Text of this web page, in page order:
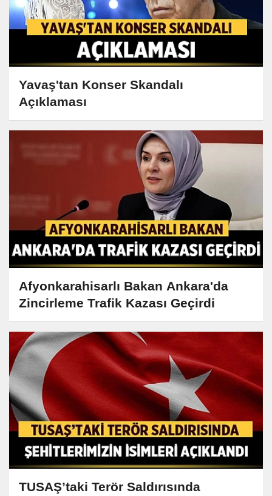
Yavaş'tan Konser Skandalı
Açıklaması
Afyonkarahisarlı Bakan Ankara'da
Zincirleme Trafik Kazası Geçirdi
TUSAŞ’taki Terör Saldırısında